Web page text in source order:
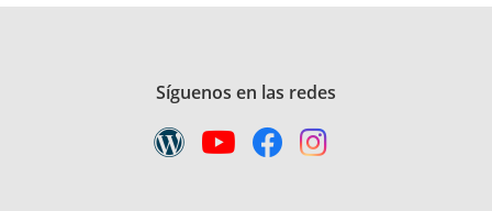
Síguenos en las redes